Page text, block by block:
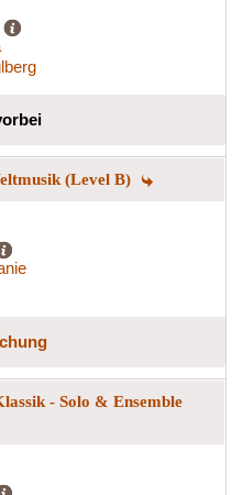
(Level B)
- Solo & Ensemble